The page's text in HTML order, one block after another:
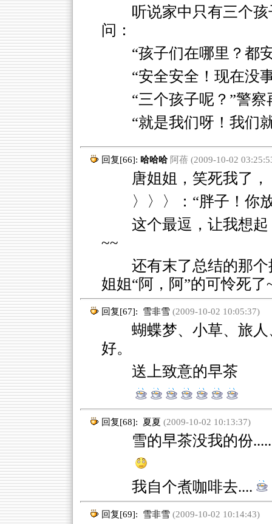
听说家中只有三个
问：
“孩子们在哪里？都
“安全安全！现在没
“三个孩子呢？”警察
“就是我们呀！我们
回复[66]: 哈哈哈 阿蓓 (2009-10-02
唐姐姐，笑死我了，
〉〉〉：“胖子！你
这个最逗，让我想
~~
还有末了总结的那
姐姐“阿，阿”的可怜死了
回复[67]: 雪非雪(2009-10-02 10:05:37)
蝴蝶梦、小草、旅人
好。
送上致意的早茶
回复[68]: 夏夏 (2009-10-02 10:13:37)
雪的早茶没我的份
我自个煮咖啡去....
回复[69]: 雪非雪(2009-10-02 10:14:43)